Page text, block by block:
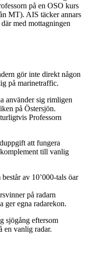
på en OSO kurs
MT). AIS täcker annars
med mottagningen
gör inte direkt någon
på marinetraffic.
använder sig rimligen
på Östersjön.
Professorn
att fungera
till vanlig
av 10’000-tals öar
på radarn
ger egna radarekon.
sjögång eftersom
en vanlig radar.